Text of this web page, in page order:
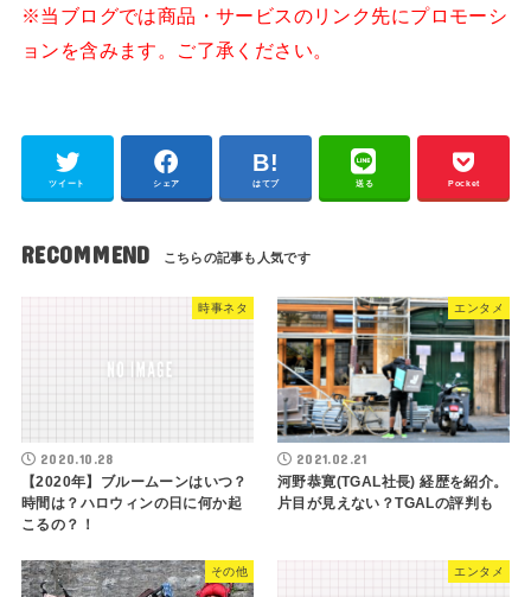
※当ブログでは商品・サービスのリンク先にプロモーシ
ョンを含みます。ご了承ください。
ツイート シェア はてブ 送る Pocket
RECOMMEND
時事ネタ
2020.10.28
【2020年】ブルームーンはいつ？
時間は？ハロウィンの日に何か起
こるの？！
エンタメ
2021.02.21
河野恭寛(TGAL社長) 経歴を紹介。
片目が見えない？TGALの評判も
その他 エンタメ